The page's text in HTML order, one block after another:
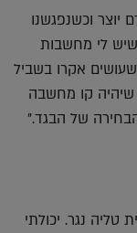
וכשנפגשנו
לי מחשבות
אקרו בשביל
שיהיה קו מחשבה
של הבגד."
נגר. יכולתי